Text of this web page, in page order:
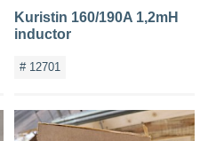
Kuristin 160/190A 1,2mH
inductor
# 12701